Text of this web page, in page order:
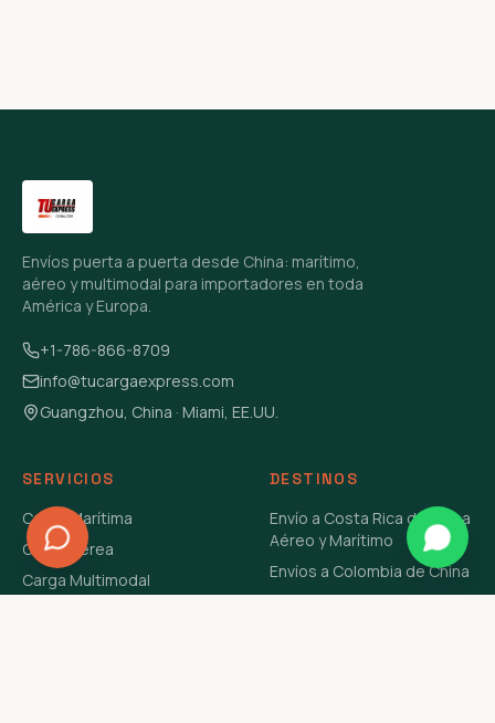
Envíos puerta a puerta desde China: marítimo,
aéreo y multimodal para importadores en toda
América y Europa.
+1-786-866-8709
info@tucargaexpress.com
Guangzhou, China · Miami, EE.UU.
SERVICIOS
Carga Marítima
Carga Aérea
Carga Multimodal
DESTINOS
Envío a Costa Rica de China
Aéreo y Marítimo
Envíos a Colombia de China